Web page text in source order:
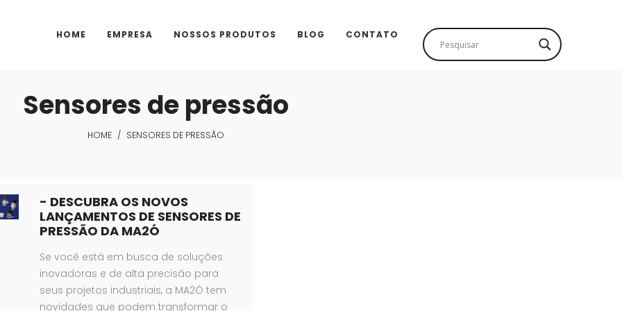
HOME EMPRESA NOSSOS PRODUTOS BLOG CONTATO
Sensores de pressão
HOME / SENSORES DE PRESSÃO
- DESCUBRA OS NOVOS
LANÇAMENTOS DE SENSORES DE
PRESSÃO DA MA2Ó
Se você está em busca de soluções
inovadoras e de alta precisão para
seus projetos industriais, a MA2Ó tem
novidades que podem transformar o